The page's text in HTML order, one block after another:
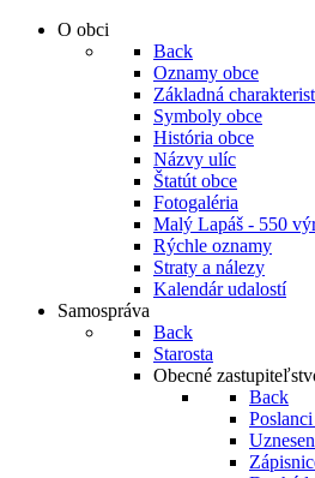
O obci
Back
Oznamy obce
Základná
Symboly obce
História obce
Názvy ulíc
Štatút obce
Fotogaléria
Malý Lapáš - 550
Rýchle oznamy
Straty a nálezy
Kalendár udalostí
Samospráva
Back
Starosta
Obecné
Back